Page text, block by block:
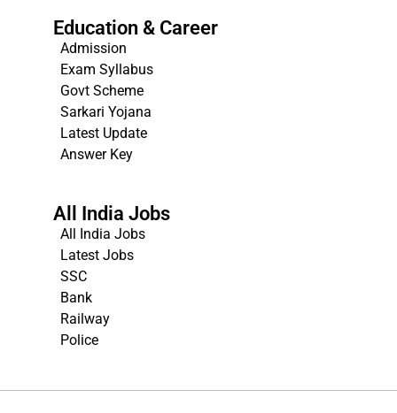
Education & Career
Admission
Exam Syllabus
Govt Scheme
Sarkari Yojana
Latest Update
Answer Key
All India Jobs
All India Jobs
Latest Jobs
SSC
Bank
Railway
Police